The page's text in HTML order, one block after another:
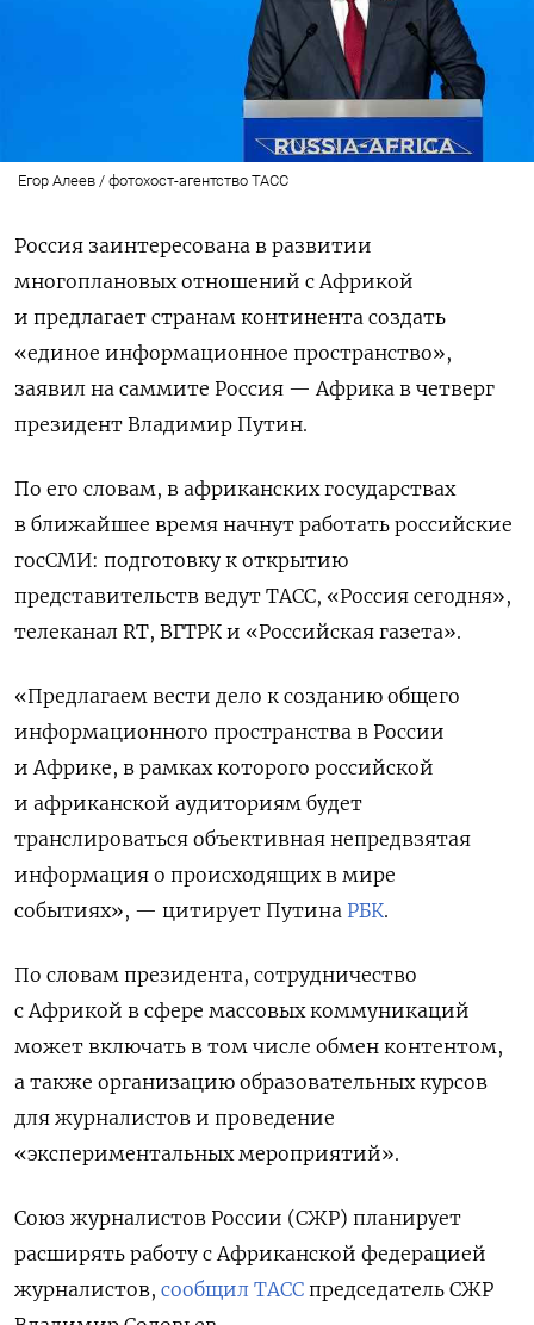
Егор Алеев / фотохост-агентство ТАСС
Россия заинтересована в развитии
многоплановых отношений с Африкой
и предлагает странам континента создать
«единое информационное пространство»,
заявил на саммите Россия — Африка в четверг
президент Владимир Путин.
По его словам, в африканских государствах
в ближайшее время начнут работать российские
госСМИ: подготовку к открытию
представительств ведут ТАСС, «Россия сегодня»,
телеканал RT, ВГТРК и «Российская газета».
«Предлагаем вести дело к созданию общего
информационного пространства в России
и Африке, в рамках которого российской
и африканской аудиториям будет
транслироваться объективная непредвзятая
информация о происходящих в мире
событиях», — цитирует Путина РБК.
По словам президента, сотрудничество
с Африкой в сфере массовых коммуникаций
может включать в том числе обмен контентом,
а также организацию образовательных курсов
для журналистов и проведение
«экспериментальных мероприятий».
Союз журналистов России (СЖР) планирует
расширять работу с Африканской федерацией
журналистов, сообщил ТАСС председатель СЖР